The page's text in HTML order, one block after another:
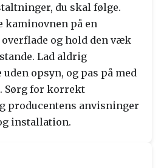
du skal følge.
kaminovnen på en
og hold den væk
Lad aldrig
opsyn, og pas på med
Sørg for korrekt
producentens anvisninger
installation.